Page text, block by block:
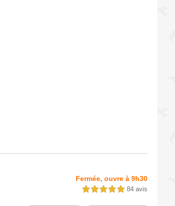
Fermée, ouvre à 9h30
5,0 étoiles sur 5 84 avis